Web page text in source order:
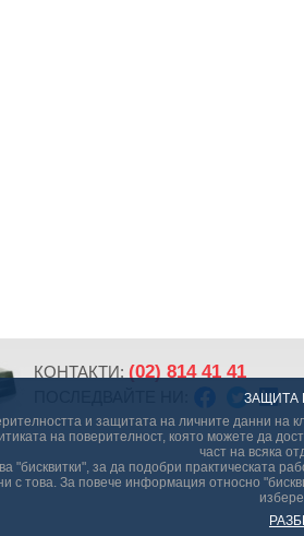
ЗАЩИТА
и защитата на личните данни на
на поверителност, която можете да
част на всяка
"бисквитки", за да подобри практическата
с това. За повече информация относно
КОНТАКТИ: (02) 814 41 41